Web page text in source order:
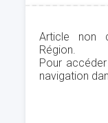
Article non
Région.
Pour
navigation